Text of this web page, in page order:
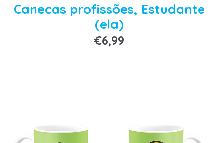
Canecas profissões, Estudante
(ela)
€6,99